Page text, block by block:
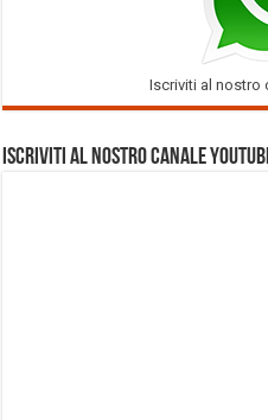
Iscriviti al nostro
Iscriviti al nostro Canale